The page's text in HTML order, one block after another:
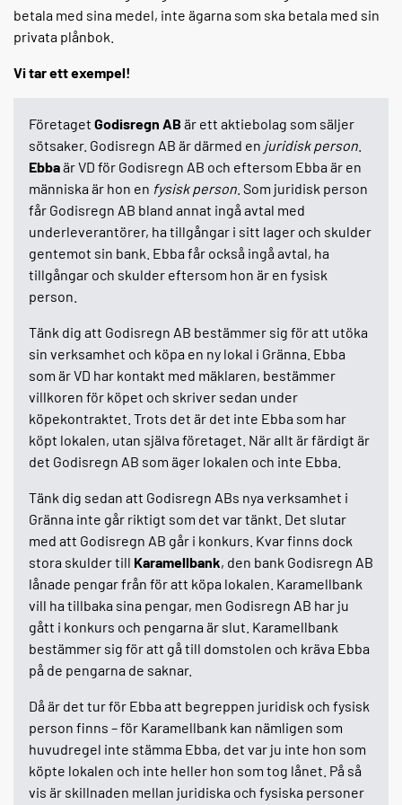
betala med sina medel, inte ägarna som ska betala med sin
privata plånbok.
Vi tar ett exempel!
Företaget Godisregn AB är ett aktiebolag som säljer
sötsaker. Godisregn AB är därmed en juridisk person
Ebbaär VD för Godisregn AB och eftersom Ebba är en
människa är hon en fysisk person . Som juridisk person
får Godisregn AB bland annat ingå avtal med
underleverantörer, ha tillgångar i sitt lager och skulder
gentemot sin bank. Ebba får också ingå avtal, ha
tillgångar och skulder eftersom hon är en fysisk
person.
Tänk dig att Godisregn AB bestämmer sig för att utöka
sin verksamhet och köpa en ny lokal i Gränna. Ebba
som är VD har kontakt med mäklaren, bestämmer
villkoren för köpet och skriver sedan under
köpekontraktet. Trots det är det inte Ebba som har
köpt lokalen, utan själva företaget. När allt är färdigt är
det Godisregn AB som äger lokalen och inte Ebba.
Tänk dig sedan att Godisregn ABs nya verksamhet i
Gränna inte går riktigt som det var tänkt. Det slutar
med att Godisregn AB går i konkurs. Kvar finns dock
stora skulder till Karamellbank, den bank Godisregn AB
lånade pengar från för att köpa lokalen. Karamellbank
vill ha tillbaka sina pengar, men Godisregn AB har ju
gått i konkurs och pengarna är slut. Karamellbank
bestämmer sig för att gå till domstolen och kräva Ebba
på de pengarna de saknar.
Då är det tur för Ebba att begreppen juridisk och fysisk
person finns – för Karamellbank kan nämligen som
huvudregel inte stämma Ebba, det var ju inte hon som
köpte lokalen och inte heller hon som tog lånet. På så
vis är skillnaden mellan juridiska och fysiska personer